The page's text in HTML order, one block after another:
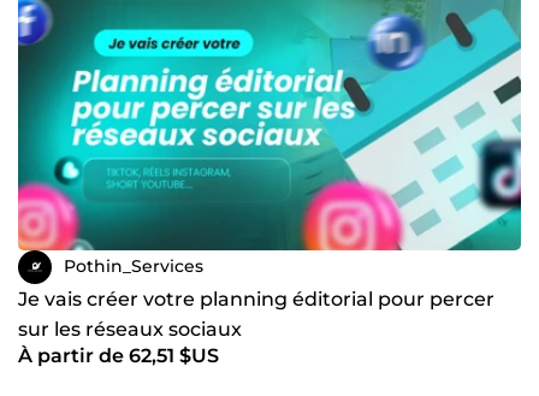
Pothin_Services
Je vais créer votre planning éditorial pour percer
sur les réseaux sociaux
À partir de 62,51 $US